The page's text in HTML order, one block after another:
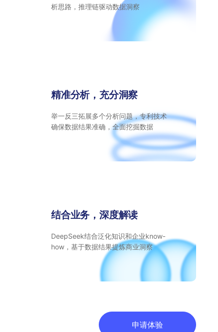
析思路，推理链驱动数据洞察
精准分析，充分洞察
举一反三拓展多个分析问题，专利技术
确保数据结果准确，全面挖掘数据
结合业务，深度解读
DeepSeek结合泛化知识和企业know-
how，基于数据结果提炼商业洞察
申请体验